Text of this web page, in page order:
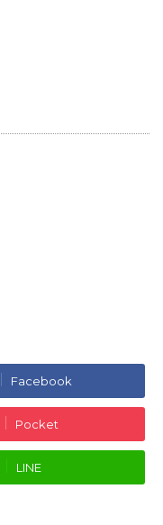
Facebook
Pocket
LINE